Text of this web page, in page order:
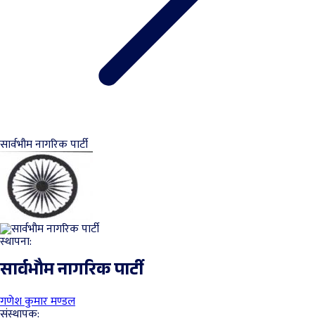
सार्वभौम नागरिक पार्टी
स्थापना:
सार्वभौम नागरिक पार्टी
गणेश कुमार मण्डल
संस्थापक: